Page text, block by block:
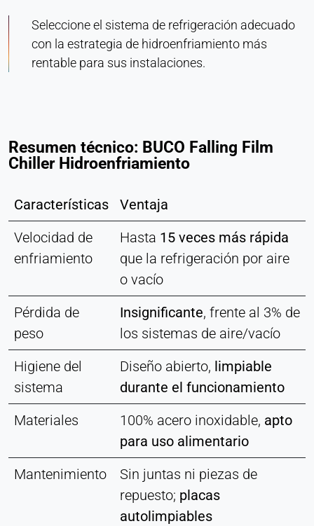
Seleccione el sistema de refrigeración adecuado
con la estrategia de hidroenfriamiento más
rentable para sus instalaciones.
Resumen técnico: BUCO Falling Film
Chiller Hidroenfriamiento
Características
Ventaja
Velocidad de
enfriamiento
Hasta 15 veces más rápida
que la refrigeración por aire
o vacío
Pérdida de
peso
Insignificante, frente al 3% de
los sistemas de aire/vacío
Higiene del
sistema
Diseño abierto, limpiable
durante el funcionamiento
Materiales
100% acero inoxidable, apto
para uso alimentario
Mantenimiento
Sin juntas ni piezas de
repuesto; placas
autolimpiables